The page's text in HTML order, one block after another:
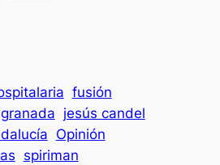
fusión
jesús candel
Opinión
spiriman